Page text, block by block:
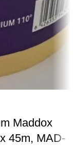
Maddox
45m, MAD-